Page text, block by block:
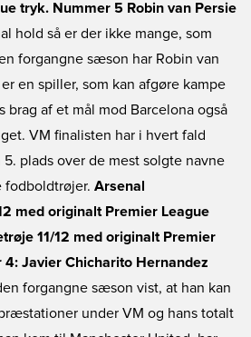
tryk. Nummer 5 Robin van Persie
hold så er der ikke mange, som
forgangne sæson har Robin van
en spiller, som kan afgøre kampe
brag af et mål mod Barcelona også
VM finalisten har i hvert fald
plads over de mest solgte navne
fodboldtrøjer. Arsenal
med originalt Premier League
11/12 med originalt Premier
Javier Chicharito Hernandez
forgangne sæson vist, at han kan
under VM og hans totalt